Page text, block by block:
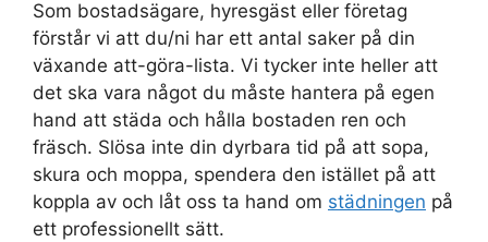
Som bostadsägare, hyresgäst eller företag
förstår vi att du/ni har ett antal saker på din
växande att-göra-lista. Vi tycker inte heller att
det ska vara något du måste hantera på egen
hand att städa och hålla bostaden ren och
fräsch. Slösa inte din dyrbara tid på att sopa,
skura och moppa, spendera den istället på att
koppla av och låt oss ta hand om städningen på
ett professionellt sätt.